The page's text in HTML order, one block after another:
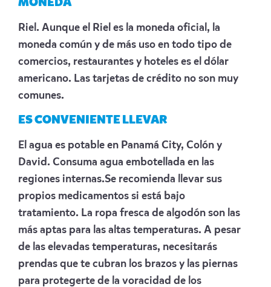
MONEDA
Riel. Aunque el Riel es la moneda oficial, la
moneda común y de más uso en todo tipo de
comercios, restaurantes y hoteles es el dólar
americano. Las tarjetas de crédito no son muy
comunes.
ES CONVENIENTE LLEVAR
El agua es potable en Panamá City, Colón y
David. Consuma agua embotellada en las
regiones internas.Se recomienda llevar sus
propios medicamentos si está bajo
tratamiento. La ropa fresca de algodón son las
más aptas para las altas temperaturas. A pesar
de las elevadas temperaturas, necesitarás
prendas que te cubran los brazos y las piernas
para protegerte de la voracidad de los